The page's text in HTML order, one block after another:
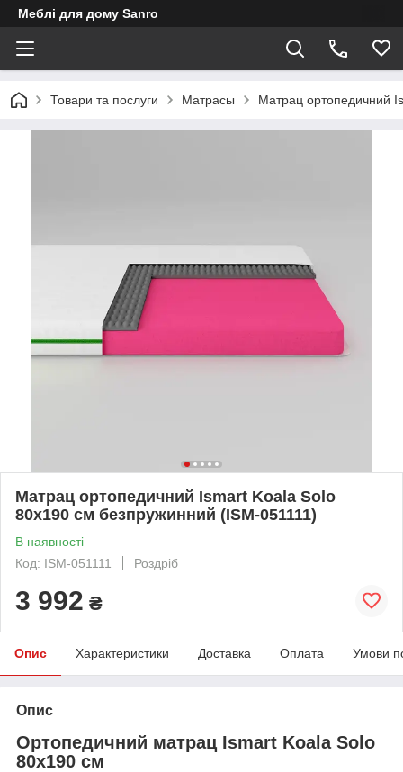
Меблі для дому Sanro
Товари та послуги Матрасы Матрац ортопедичний
Матрац ортопедичний Ismart Koala Solo
80х190 см безпружинний (ISM-051111)
В наявності
Код: ISM-051111
Роздріб
3 992 ₴
Опис Характеристики Доставка Оплата Умови
Опис
Ортопедичний матрац Ismart Koala Solo
80х190 см